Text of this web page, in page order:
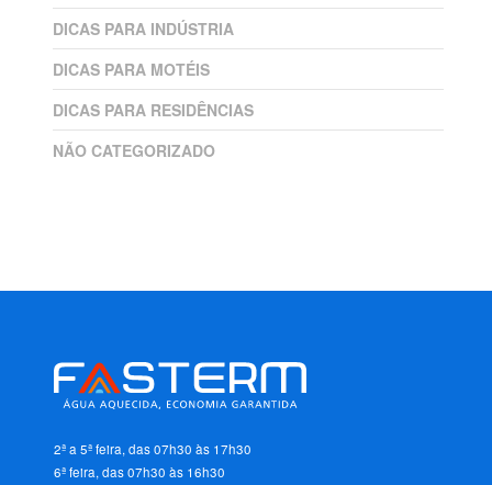
DICAS PARA INDÚSTRIA
DICAS PARA MOTÉIS
DICAS PARA RESIDÊNCIAS
NÃO CATEGORIZADO
2ª a 5ª feira, das 07h30 às 17h30
6ª feira, das 07h30 às 16h30